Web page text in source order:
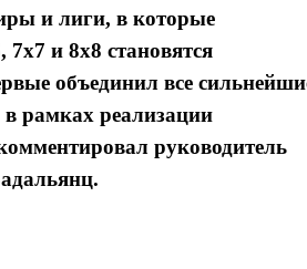
и лиги, в которые
и 8х8 становятся
объединил все
рамках реализации
руководитель